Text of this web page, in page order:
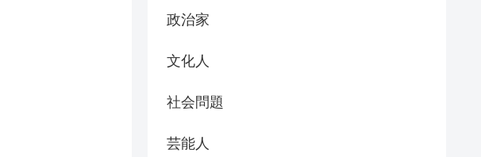
政治家
文化人
社会問題
芸能人